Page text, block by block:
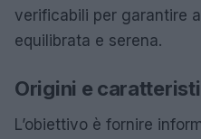
verificabili per garantire
equilibrata e serena.
Origini e
L’obiettivo è fornire